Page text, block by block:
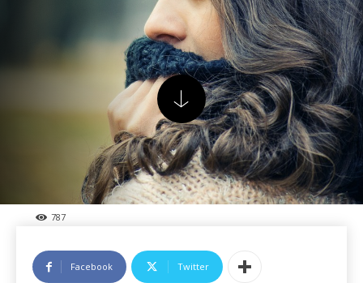
787
Facebook Twitter